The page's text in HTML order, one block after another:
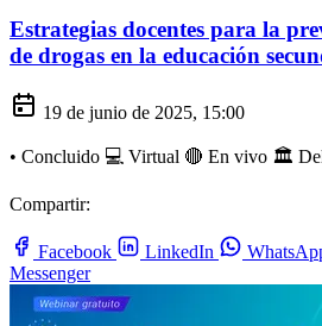
Estrategias docentes para la
de drogas en la educación
19 de junio de 2025, 15:00
• Concluido 💻 Virtual 🔴 En vivo 🏛️ Del
Compartir:
Facebook LinkedIn
Messenger